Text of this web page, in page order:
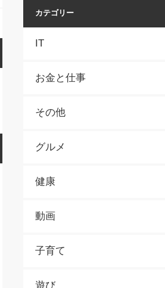
カテゴリー
IT
お金と仕事
その他
グルメ
健康
動画
子育て
遊び